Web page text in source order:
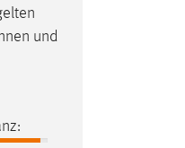
und